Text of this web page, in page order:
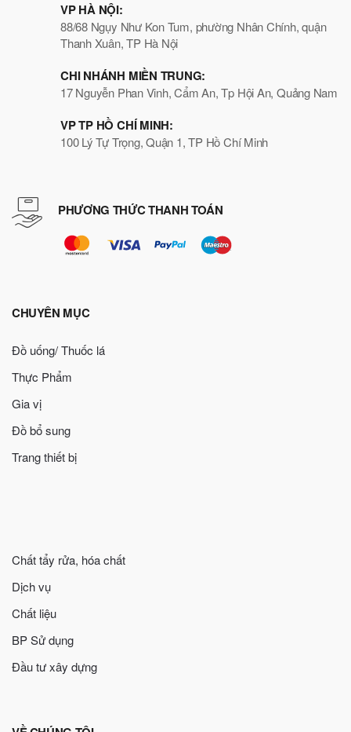
VP HÀ NỘI:
88/68 Ngụy Như Kon Tum, phường Nhân Chính, quận
Thanh Xuân, TP Hà Nội
CHI NHÁNH MIỀN TRUNG:
17 Nguyễn Phan Vinh, Cẩm An, Tp Hội An, Quảng Nam
VP TP HỒ CHÍ MINH:
100 Lý Tự Trọng, Quận 1, TP Hồ Chí Minh
PHƯƠNG THỨC THANH TOÁN
CHUYÊN MỤC
Đồ uống/ Thuốc lá
Thực Phẩm
Gia vị
Đồ bổ sung
Trang thiết bị
Chất tẩy rửa, hóa chất
Dịch vụ
Chất liệu
BP Sử dụng
Đầu tư xây dựng